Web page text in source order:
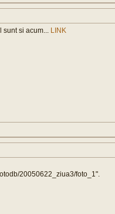
sunt si acum... LINK
20050622_ziua3/foto_1".